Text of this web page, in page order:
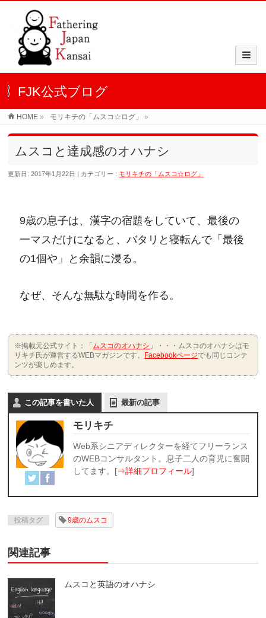
FJK公式ブログ
HOME » モリキチの「ムスコ☆ログ」 »
ムスコと達成感のオハナシ
更新日: 2017年1月22日 カテゴリー :モリキチの「ムスコ☆ログ」
9歳の息子は、漢字の宿題をしていて、最後の
一マスだけになると、バタリと寝転んで「最後
の1個や」と余韻に浸る。
なぜ、そんな無駄な時間を作る。
※掲載元公式サイト：「 ムスコのオハナシ 」・・・ムスコのオハナシはモ
リキチ氏が運営するWEBマガジンです。
Facebookページでも同じコンテ
ンツが楽しめます。
この記事を書いた人 最新の記事
モリキチ
Web系シニアディレクターを経てフリーランス
のWEBコンサルタント。息子二人の育児に奮闘
してます。[⇒詳細プロフィール]
投稿タグ 9歳のムスコ
関連記事
ムスコと英語のオハナシ